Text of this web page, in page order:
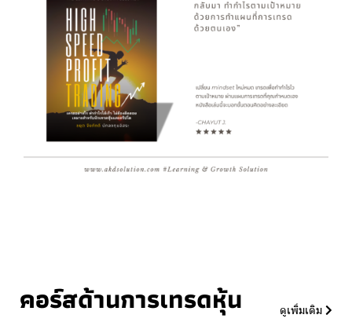
คอร์สด้านการเทรดหุ้น ดูเพิ่มเติม